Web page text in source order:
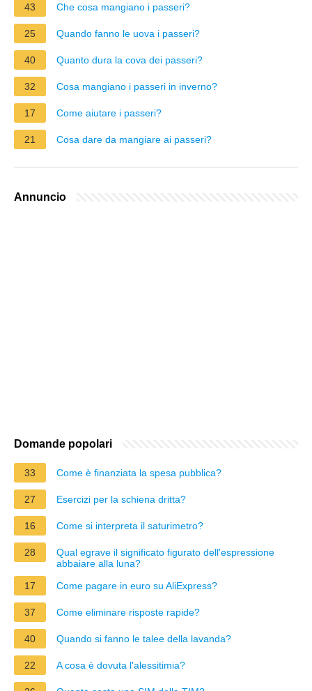
43 Che cosa mangiano i passeri?
25 Quando fanno le uova i passeri?
40 Quanto dura la cova dei passeri?
32 Cosa mangiano i passeri in inverno?
17 Come aiutare i passeri?
21 Cosa dare da mangiare ai passeri?
Annuncio
Domande popolari
33 Come è finanziata la spesa pubblica?
27 Esercizi per la schiena dritta?
16 Come si interpreta il saturimetro?
28
Qual egrave il significato figurato dell'espressione
abbaiare alla luna?
17
Come pagare in euro su AliExpress?
37 Come eliminare risposte rapide?
40 Quando si fanno le talee della lavanda?
22 A cosa è dovuta l'alessitimia?